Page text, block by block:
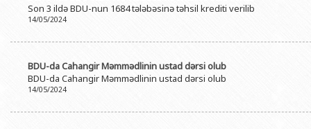
Son 3 ildə BDU-nun 1684 tələbəsinə təhsil krediti verilib
14/05/2024
BDU-da Cahangir Məmmədlinin ustad dərsi olub
BDU-da Cahangir Məmmədlinin ustad dərsi olub
14/05/2024